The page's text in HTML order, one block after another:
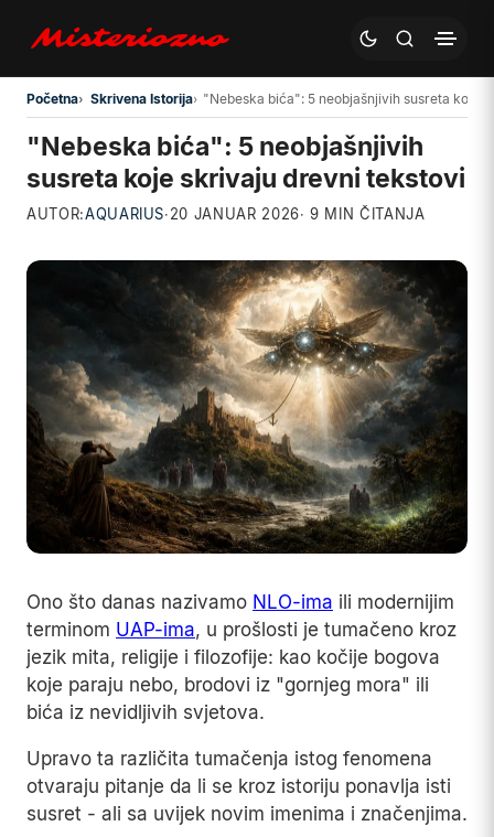
Preskoči na glavni sadržaj
Početna Skrivena Istorija "Nebeska bića": 5 neobjašnjivih susreta koje
"Nebeska bića": 5 neobjašnjivih
susreta koje skrivaju drevni tekstovi
AUTOR:AQUARIUS·20 JANUAR 2026· 9 MIN ČITANJA
Ono što danas nazivamo NLO-ima ili modernijim
terminom UAP-ima, u prošlosti je tumačeno kroz
jezik mita, religije i filozofije: kao kočije bogova
koje paraju nebo, brodovi iz "gornjeg mora" ili
bića iz nevidljivih svjetova.
Upravo ta različita tumačenja istog fenomena
otvaraju pitanje da li se kroz istoriju ponavlja isti
susret - ali sa uvijek novim imenima i značenjima.